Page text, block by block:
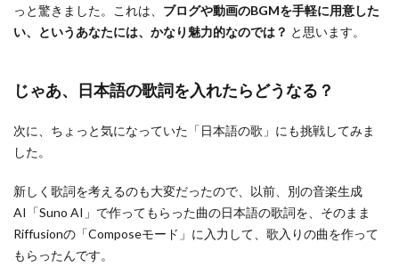
っと驚きました。これは、 ブログや動画のBGMを手軽に用意した
い、というあなたには、かなり魅力的なのでは？ と思います。
じゃあ、日本語の歌詞を入れたらどうなる？
次に、ちょっと気になっていた「日本語の歌」にも挑戦してみま
した。
新しく歌詞を考えるのも大変だったので、以前、別の音楽生成
AI「Suno AI」で作ってもらった曲の日本語の歌詞を、そのまま
Riffusionの「Composeモード」に入力して、歌入りの曲を作って
もらったんです。